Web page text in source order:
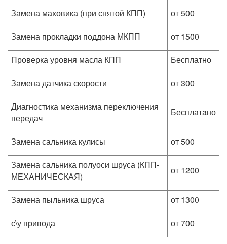
Замена маховика (при снятой КПП)
от 500
Замена прокладки поддона МКПП
от 1500
Проверка уровня масла КПП
Бесплатно
Замена датчика скорости
от 300
Диагностика механизма переключения
передач
Бесплатaно
Замена сальника кулисы
от 500
Замена сальника полуоси шруса (КПП-
МЕХАНИЧЕСКАЯ)
от 1200
Замена пыльника шруса
от 1300
с\у привода
от 700